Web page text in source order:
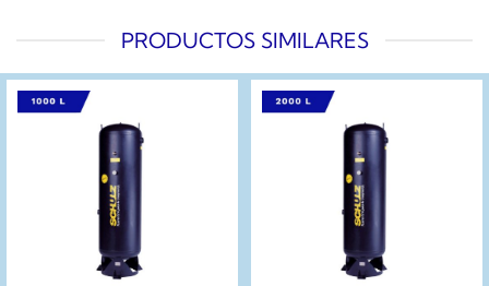
PRODUCTOS SIMILARES